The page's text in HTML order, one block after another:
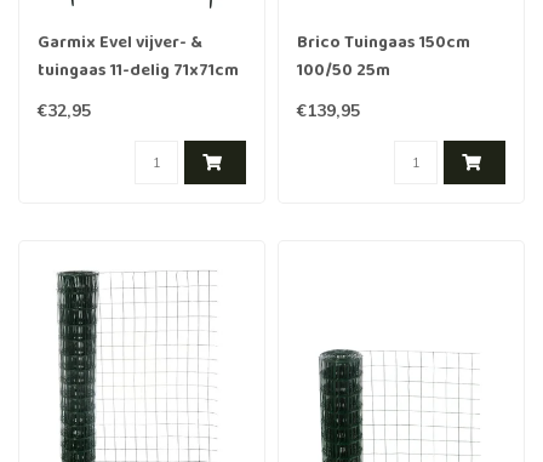
Garmix Evel vijver- &
tuingaas 11-delig 71x71cm
6X6cm zwart
€32,95
Brico Tuingaas 150cm
100/50 25m
€139,95